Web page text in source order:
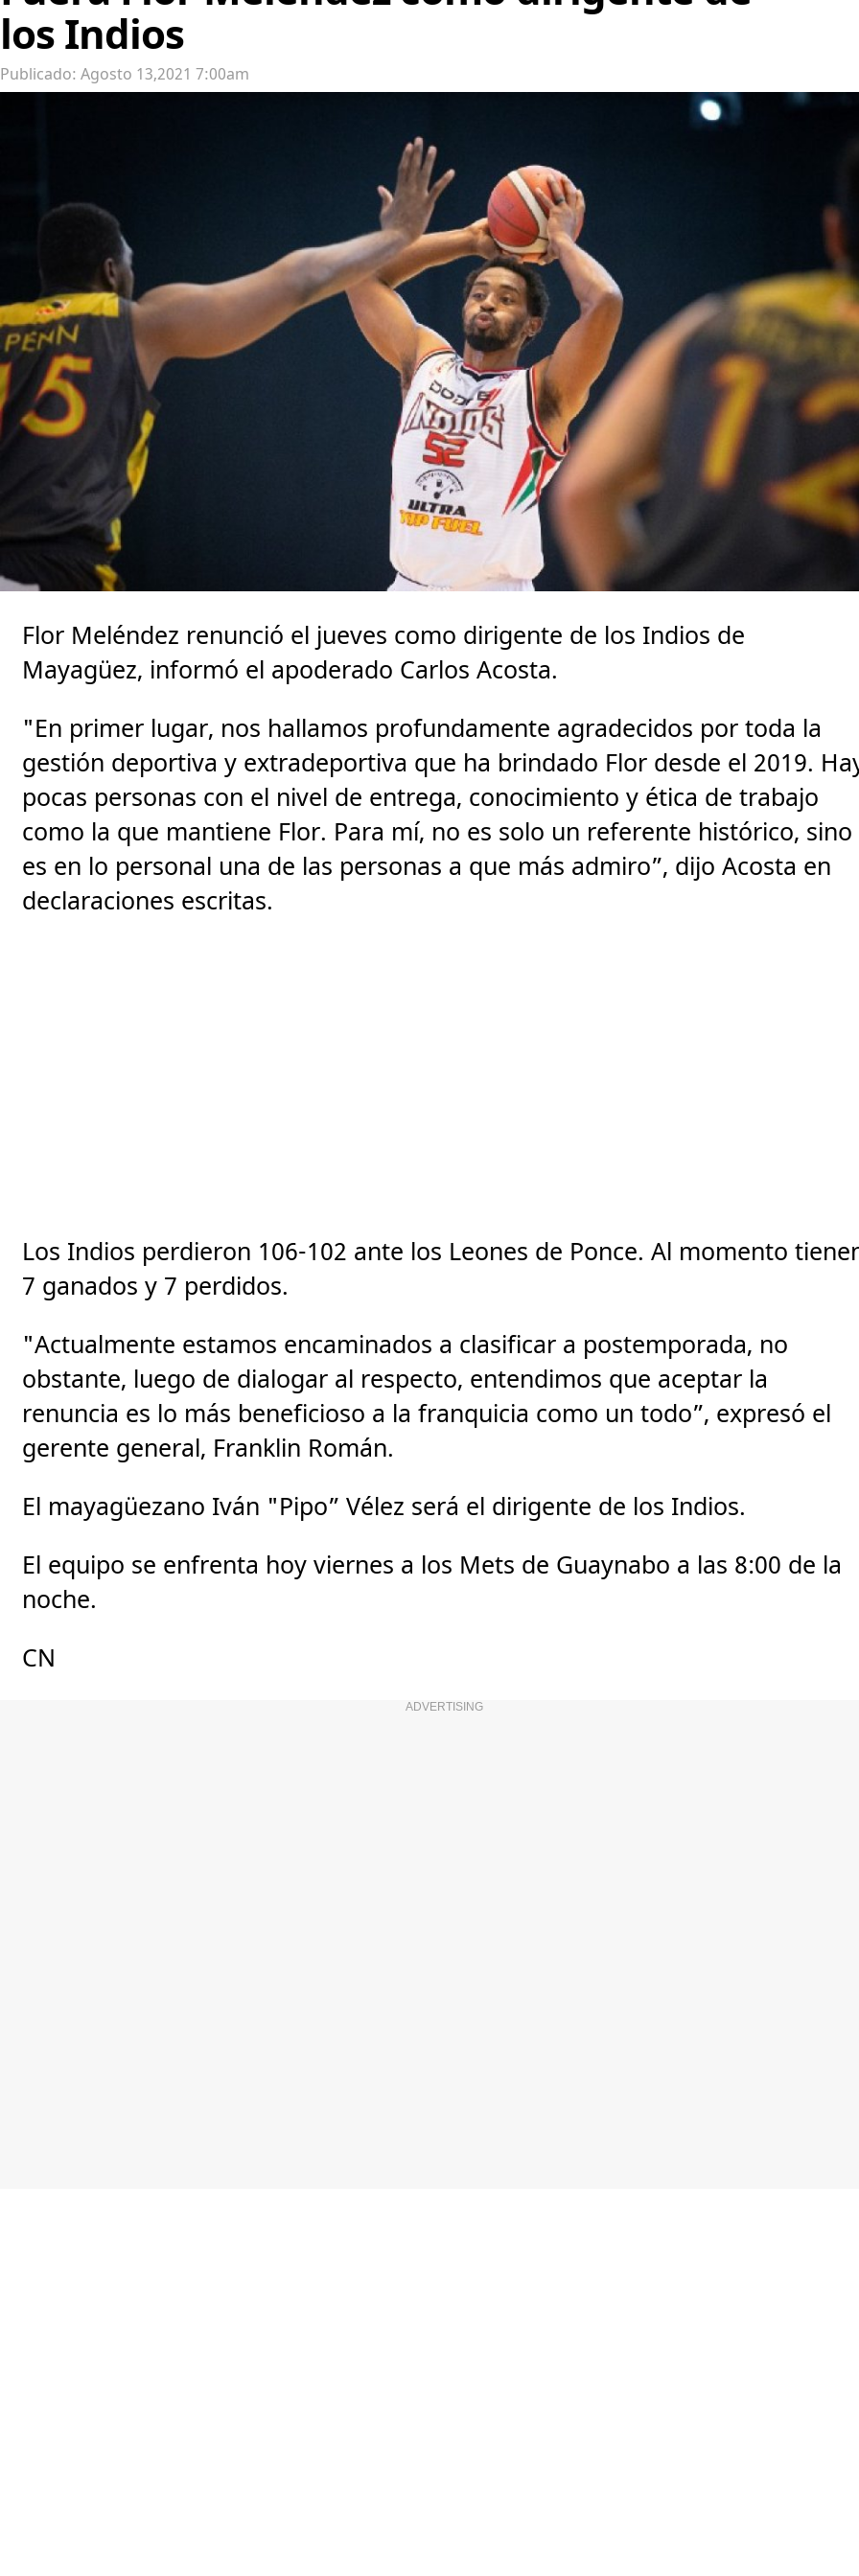
los Indios
Publicado: Agosto 13,2021 7:00am
Flor Meléndez renunció el jueves como dirigente de los Indios de
Mayagüez, informó el apoderado Carlos Acosta.
"En primer lugar, nos hallamos profundamente agradecidos por toda la
gestión deportiva y extradeportiva que ha brindado Flor desde el 2019.
pocas personas con el nivel de entrega, conocimiento y ética de trabajo
como la que mantiene Flor. Para mí, no es solo un referente histórico, sino
es en lo personal una de las personas a que más admiro”, dijo Acosta en
declaraciones escritas.
Los Indios perdieron 106-102 ante los Leones de Ponce. Al momento
7 ganados y 7 perdidos.
"Actualmente estamos encaminados a clasificar a postemporada, no
obstante, luego de dialogar al respecto, entendimos que aceptar la
renuncia es lo más beneficioso a la franquicia como un todo”, expresó el
gerente general, Franklin Román.
El mayagüezano Iván "Pipo” Vélez será el dirigente de los Indios.
El equipo se enfrenta hoy viernes a los Mets de Guaynabo a las 8:00 de la
noche.
CN
ADVERTISING